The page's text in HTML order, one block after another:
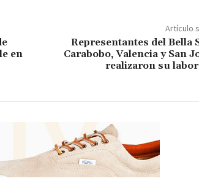
en
Artículo
Representantes del Bella
Carabobo, Valencia y San
realizaron su